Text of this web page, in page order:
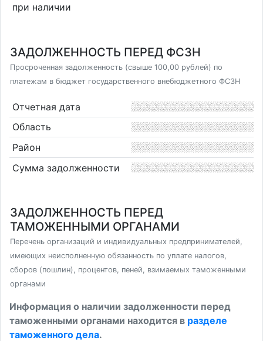
при наличии
ЗАДОЛЖЕННОСТЬ ПЕРЕД ФСЗН
Просроченная задолженность (свыше 100,00 рублей) по
платежам в бюджет государственного внебюджетного ФСЗН
Отчетная дата
Область
Район
Сумма задолженности
ЗАДОЛЖЕННОСТЬ ПЕРЕД
ТАМОЖЕННЫМИ ОРГАНАМИ
Перечень организаций и индивидуальных предпринимателей,
имеющих неисполненную обязанность по уплате налогов,
сборов (пошлин), процентов, пеней, взимаемых таможенными
органами
Информация о наличии задолженности перед
таможенными органами находится в разделе
таможенного дела.